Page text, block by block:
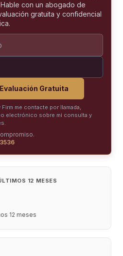
con un abogado de
gratuita y confidencial
Gratuita
me contacte por llamada,
electrónico sobre mi consulta y
12 MESES
12 meses